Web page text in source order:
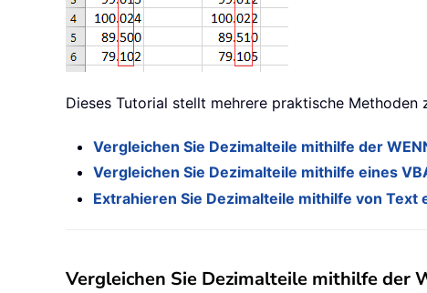
Dieses Tutorial stellt mehrere praktische
Vergleichen Sie Dezimalteile mithilfe der
Vergleichen Sie Dezimalteile mithilfe eines
Extrahieren Sie Dezimalteile mithilfe von Text
Vergleichen Sie Dezimalteile mithilfe der